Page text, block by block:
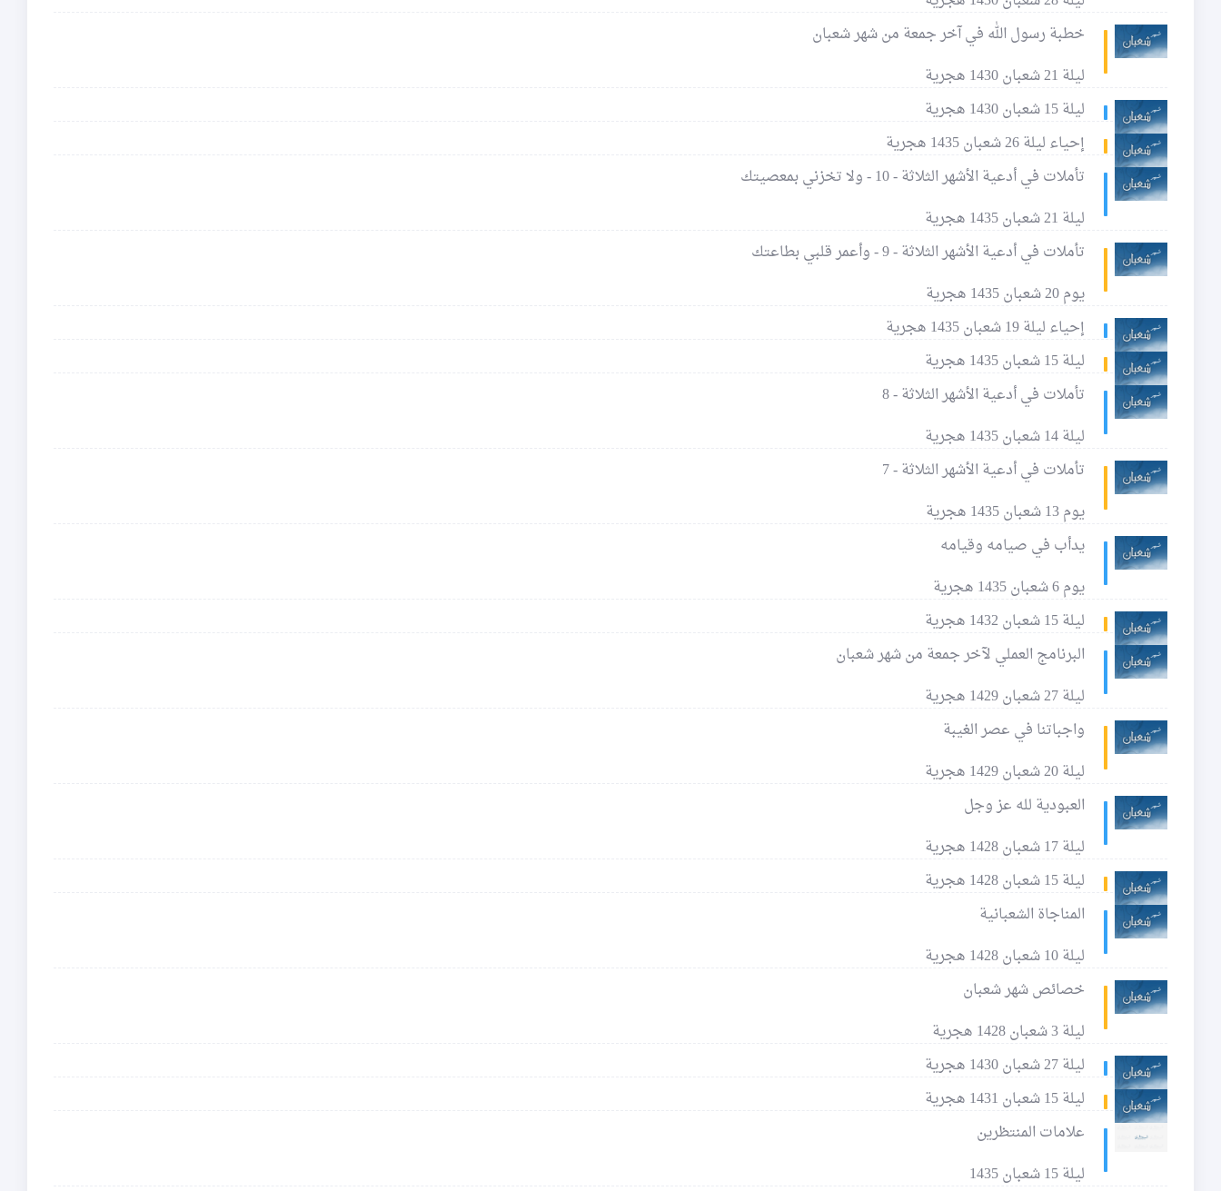
خطبة رسول الله في آخر جمعة من شهر شعبان
ليلة 21 شعبان 1430 هجرية
ليلة 15 شعبان 1430 هجرية
إحياء ليلة 26 شعبان 1435 هجرية
تأملات في أدعية الأشهر الثلاثة - 10 - ولا تخزني بمعصيتك
ليلة 21 شعبان 1435 هجرية
تأملات في أدعية الأشهر الثلاثة - 9 - وأعمر قلبي بطاعتك
يوم 20 شعبان 1435 هجرية
إحياء ليلة 19 شعبان 1435 هجرية
ليلة 15 شعبان 1435 هجرية
تأملات في أدعية الأشهر الثلاثة - 8
ليلة 14 شعبان 1435 هجرية
تأملات في أدعية الأشهر الثلاثة - 7
يوم 13 شعبان 1435 هجرية
يدأب في صيامه وقيامه
يوم 6 شعبان 1435 هجرية
ليلة 15 شعبان 1432 هجرية
البرنامج العملي لآخر جمعة من شهر شعبان
ليلة 27 شعبان 1429 هجرية
واجباتنا في عصر الغيبة
ليلة 20 شعبان 1429 هجرية
العبودية لله عز وجل
ليلة 17 شعبان 1428 هجرية
ليلة 15 شعبان 1428 هجرية
المناجاة الشعبانية
ليلة 10 شعبان 1428 هجرية
خصائص شهر شعبان
ليلة 3 شعبان 1428 هجرية
ليلة 27 شعبان 1430 هجرية
ليلة 15 شعبان 1431 هجرية
علامات المنتظرين
ليلة 15 شعبان 1435